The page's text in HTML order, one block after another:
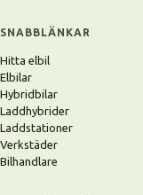
SNABBLÄNKAR
Hitta elbil
Elbilar
Hybridbilar
Laddhybrider
Laddstationer
Verkstäder
Bilhandlare